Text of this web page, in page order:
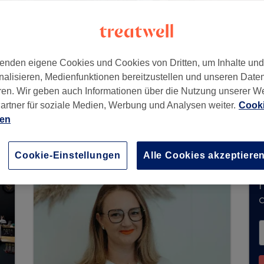
Parfümerie Schuback
und Beauty Station Achim nimmt derzeit
oben auf der Seite, um
verfügbare Salons
Ihren Besuch.
eigene Cookies und Cookies von Dritten, um Inhalte
Medienfunktionen bereitzustellen und unseren
Wir geben auch Informationen über die Nutzung unserer
für soziale Medien, Werbung und Analysen weiter.
Cookie-Einstellungen Alle Cookies akzeptieren